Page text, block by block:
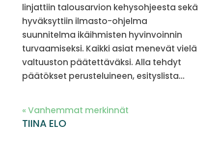
linjattiin talousarvion kehysohjeesta sekä
hyväksyttiin ilmasto-ohjelma
suunnitelma ikäihmisten hyvinvoinnin
turvaamiseksi. Kaikki asiat menevät vielä
valtuuston päätettäväksi. Alla tehdyt
päätökset perusteluineen, esityslista...
« Vanhemmat merkinnät
TIINA ELO